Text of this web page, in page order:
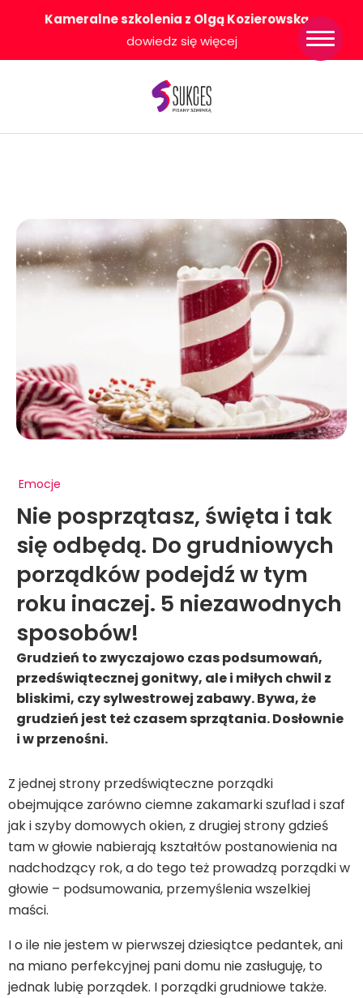
Kameralne szkolenia z Olgą Kozierowską-
dowiedz się więcej
Emocje
Nie posprzątasz, święta i tak
się odbędą. Do grudniowych
porządków podejdź w tym
roku inaczej. 5 niezawodnych
sposobów!
Grudzień to zwyczajowo czas podsumowań,
przedświątecznej gonitwy, ale i miłych chwil z
bliskimi, czy sylwestrowej zabawy. Bywa, że
grudzień jest też czasem sprzątania. Dosłownie
i w przenośni.
Z jednej strony przedświąteczne porządki
obejmujące zarówno ciemne zakamarki szuflad i szaf
jak i szyby domowych okien, z drugiej strony gdzieś
tam w głowie nabierają kształtów postanowienia na
nadchodzący rok, a do tego też prowadzą porządki w
głowie – podsumowania, przemyślenia wszelkiej
maści.
I o ile nie jestem w pierwszej dziesiątce pedantek, ani
na miano perfekcyjnej pani domu nie zasługuję, to
jednak lubię porządek. I porządki grudniowe także.
Strona główna
Konkurs Sukces